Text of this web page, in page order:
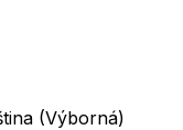
(Výborná)